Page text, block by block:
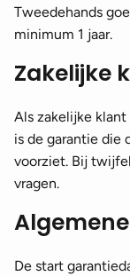
Tweedehands
minimum 1 jaar.
Zakelijke
Als zakelijke
is de garantie die
voorziet. Bij
vragen.
De start